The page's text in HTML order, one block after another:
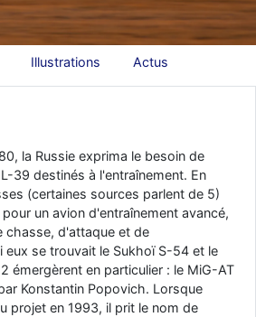
à tous !
Sarthe, ça ne peut pas faire de mal !
un peu de temps devant toi
, pourrais je savoir que faire après
pouvoir devenir officier de l'armée de l'air?
?
ce site .mais nous aimerions avoir
de l'armée de l'air de la haute -volta
même bien les pieds, j’avoue
à nouveau OK dirait-on… Merci à toi.
Illustrations Actus
la Russie exprima le besoin de
39 destinés à l'entraînement. En
(certaines sources parlent de 5)
un avion d'entraînement avancé,
chasse, d'attaque et de
eux se trouvait le Sukhoï S-54 et le
émergèrent en particulier : le MiG-AT
Konstantin Popovich. Lorsque
projet en 1993, il prit le nom de